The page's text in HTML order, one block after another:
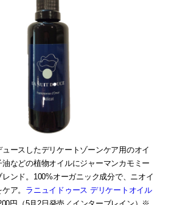
ュースしたデリケートゾーンケア用のオイ
油などの植物オイルにジャーマンカモミー
レンド。100%オーガニック成分で、ニオイ
ア。 ラニュイドゥース デリケートオイル